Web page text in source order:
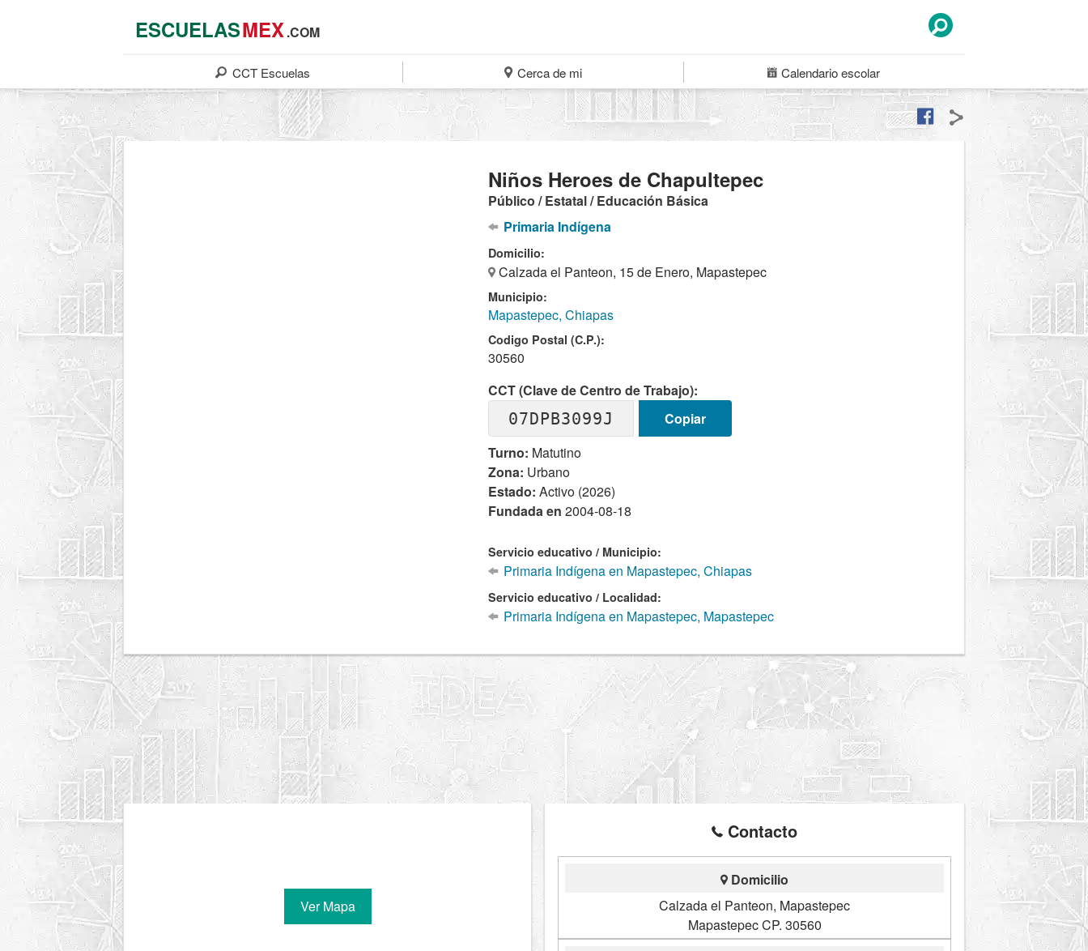
ESCUELASMEX.COM
CCT Escuelas Cerca de mi Calendarioescolar
Niños Heroes de Chapultepec
Público / Estatal / Educación Básica
Primaria Indígena
Domicilio:
Calzada el Panteon, 15 de Enero, Mapastepec
Municipio:
Mapastepec, Chiapas
Codigo Postal (C.P.):
30560
CCT (Clave de Centro de Trabajo):
07DPB3099J
Copiar
Turno: Matutino
Zona: Urbano
Estado: Activo (2026)
Fundada en2004-08-18
Servicio educativo / Municipio:
Primaria Indígena en Mapastepec, Chiapas
Servicio educativo / Localidad:
Primaria Indígena en Mapastepec, Mapastepec
Ver Mapa
Contacto
Domicilio
Calzada el Panteon, Mapastepec
Mapastepec CP. 30560